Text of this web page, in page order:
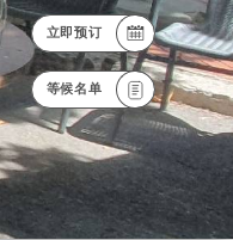
立即预订
等候名单